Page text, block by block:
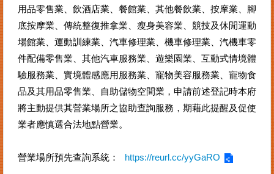
查
詢
統
計
資
其
他
用品零售業、飲酒店業、餐館業、其他餐飲業、按摩業、腳
底按摩業、傳統整復推拿業、瘦身美容業、競技及休閒運動
場館業、運動訓練業、汽車修理業、機車修理業、汽機車零
件配備零售業、其他汽車服務業、遊樂園業、互動式情境體
驗服務業、實境體感應用服務業、寵物美容服務業、寵物食
品及其用品零售業、自助儲物空間業，申請前述登記時本府
將主動提供其營業場所之協助查詢服務，期藉此提醒及促使
業者應慎選合法地點營業。
營業場所預先查詢系統： https://reurl.cc/yyGaRO